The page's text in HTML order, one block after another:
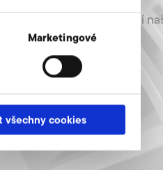
Marketingové
všechny cookies
výkon? Toho dosahují
k montáži!